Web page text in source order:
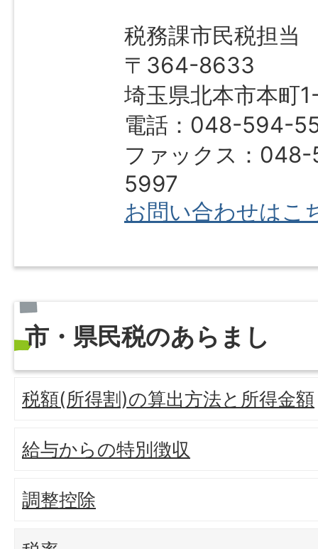
税務課市民税担当
〒364-8633
埼玉県北本市本町
電話：048-594-
ファックス：
5997
お問い合わせはこ
市・県民税のあらまし
税額(所得割)の算出方法と所得金額
給与からの特別徴収
調整控除